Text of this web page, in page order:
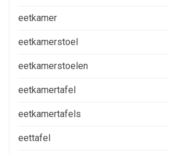
eetkamer
eetkamerstoel
eetkamerstoelen
eetkamertafel
eetkamertafels
eettafel